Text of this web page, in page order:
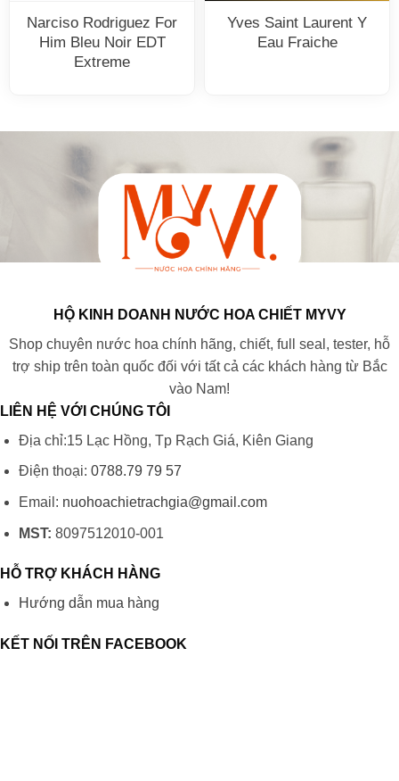
Narciso Rodriguez For
Him Bleu Noir EDT
Extreme
Yves Saint Laurent Y
Eau Fraiche
HỘ KINH DOANH NƯỚC HOA CHIẾT MYVY
Shop chuyên nước hoa chính hãng, chiết, full seal, tester, hỗ
trợ ship trên toàn quốc đối với tất cả các khách hàng từ Bắc
vào Nam!
LIÊN HỆ VỚI CHÚNG TÔI
Địa chỉ:15 Lạc Hồng, Tp Rạch Giá, Kiên Giang
Điện thoại: 0788.79 79 57
Email: nuohoachietrachgia@gmail.com
MST: 8097512010-001
HỖ TRỢ KHÁCH HÀNG
Hướng dẫn mua hàng
KẾT NỐI TRÊN FACEBOOK